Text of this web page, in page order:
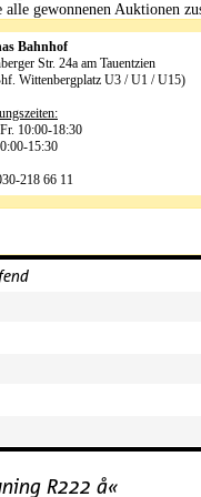
gewonnenen Auktionen
Bahnhof
Str. 24a am Tauentzien
Wittenbergplatz U3 / U1 / U15)
10:00-18:30
15:30
218 66 11
R222 å«